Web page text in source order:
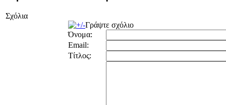
Σχόλια
Γράψτε σχόλιο
Όνομα:
Email:
Τίτλος: